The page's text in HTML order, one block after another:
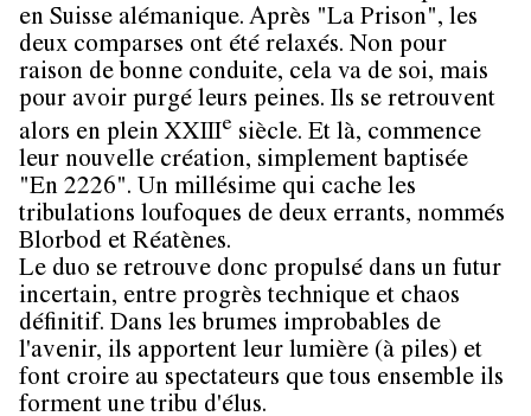
en Suisse alémanique. Après "La Prison", les
deux comparses ont été relaxés. Non pour
raison de bonne conduite, cela va de soi, mais
pour avoir purgé leurs peines. Ils se retrouvent
alors en plein XXIIIe siècle. Et là, commence
leur nouvelle création, simplement baptisée
"En 2226". Un millésime qui cache les
tribulations loufoques de deux errants, nommés
Blorbod et Réatènes.
Le duo se retrouve donc propulsé dans un futur
incertain, entre progrès technique et chaos
définitif. Dans les brumes improbables de
l'avenir, ils apportent leur lumière (à piles) et
font croire au spectateurs que tous ensemble ils
forment une tribu d'élus.